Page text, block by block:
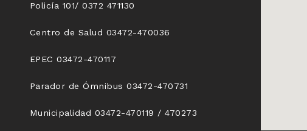
Policía 101/ 0372 471130
Centro de Salud 03472-470036
EPEC 03472-470117
Parador de Ómnibus 03472-470731
Municipalidad 03472-470119 / 470273